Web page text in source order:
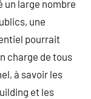
un large nombre
une
pourrait
charge de tous
à savoir les
et les